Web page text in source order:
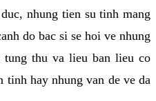
nhung tien su tinh mang
do bac si se hoi ve nhung
tung thu va lieu ban lieu co
hay nhung van de ve da